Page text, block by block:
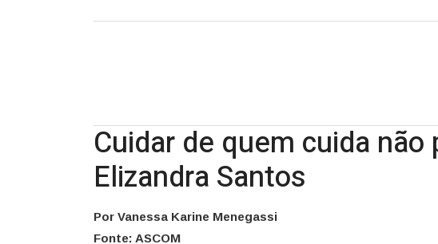
Cuidar de quem cuida
Elizandra Santos
Por Vanessa Karine Menegassi
Fonte: ASCOM